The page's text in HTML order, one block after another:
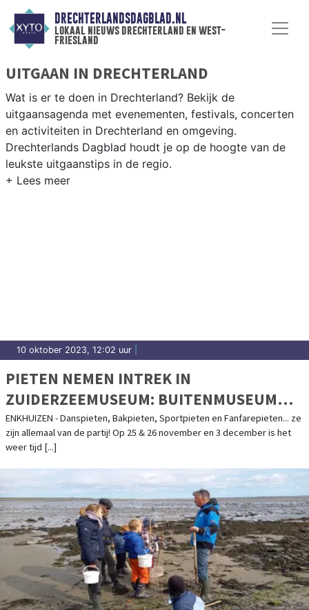
DRECHTERLANDSDAGBLAD.NL
lokaal nieuws drechterland en west-
friesland
UITGAAN IN DRECHTERLAND
Wat is er te doen in Drechterland? Bekijk de
uitgaansagenda met evenementen, festivals, concerten
en activiteiten in Drechterland en omgeving.
Drechterlands Dagblad houdt je op de hoogte van de
leukste uitgaanstips in de regio.
10 oktober 2023, 12:02 uur
PIETEN NEMEN INTREK IN
ZUIDERZEEMUSEUM: BUITENMUSEUM
OMGEDOOPT TOT PIETENDORP
ENKHUIZEN - Danspieten, Bakpieten, Sportpieten en Fanfarepieten... ze
zijn allemaal van de partij! Op 25 & 26 november en 3 december is het
weer tijd [...]